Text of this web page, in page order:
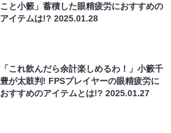
こと小籔」蓄積した眼精疲労におすすめの
アイテムは!?2025.01.28
「これ飲んだら余計楽しめるわ！」小籔千
豊が太鼓判! FPSプレイヤーの眼精疲労に
おすすめのアイテムとは!?2025.01.27